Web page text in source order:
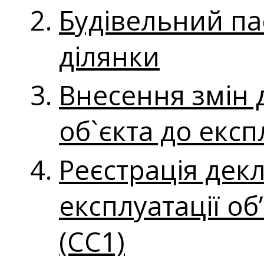
Будівельний
ділянки
Внесення змін
об`єкта до
Реєстрація
експлуатації
(СС1)